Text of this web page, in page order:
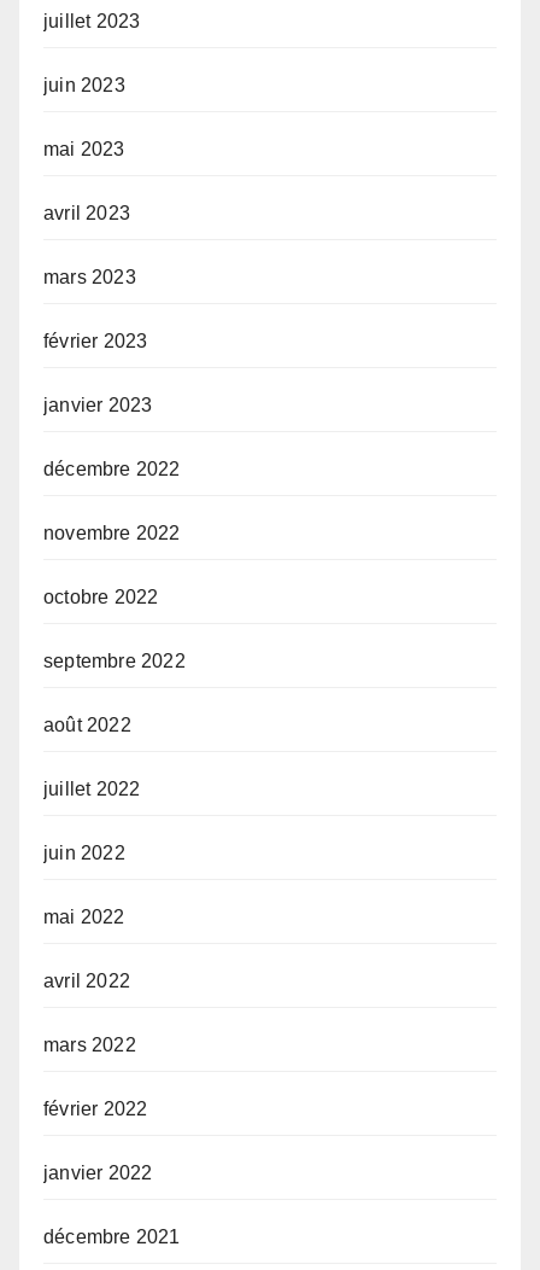
juillet 2023
juin 2023
mai 2023
avril 2023
mars 2023
février 2023
janvier 2023
décembre 2022
novembre 2022
octobre 2022
septembre 2022
août 2022
juillet 2022
juin 2022
mai 2022
avril 2022
mars 2022
février 2022
janvier 2022
décembre 2021